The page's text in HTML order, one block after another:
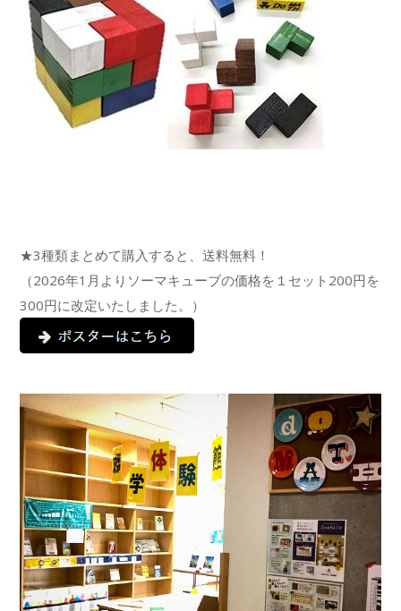
★3種類まとめて購入すると、送料無料！
（2026年1月よりソーマキューブの価格を１セット200円を
300円に改定いたしました。）